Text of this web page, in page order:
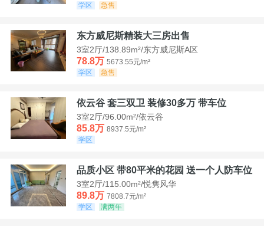
学区
急售
东方威尼斯精装大三房出售
3室2厅/138.89m²/东方威尼斯A区
78.8万 5673.55元/m²
学区
急售
依云谷 套三双卫 装修30多万 带车位
3室2厅/96.00m²/依云谷
85.8万 8937.5元/m²
学区
品质小区 带80平米的花园 送一个人防车位
3室2厅/115.00m²/悦隽风华
89.8万 7808.7元/m²
学区
满两年